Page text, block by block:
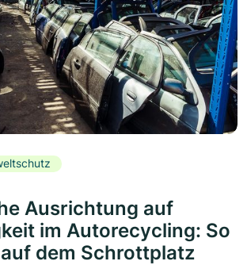
Ausrichtung auf
im Autorecycling: So
dem Schrottplatz